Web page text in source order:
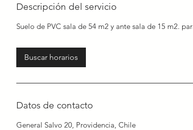
Descripción del servicio
Suelo de PVC sala de 54 m2 y ante sala de 15 m2.
Buscar horarios
Datos de contacto
General Salvo 20, Providencia, Chile